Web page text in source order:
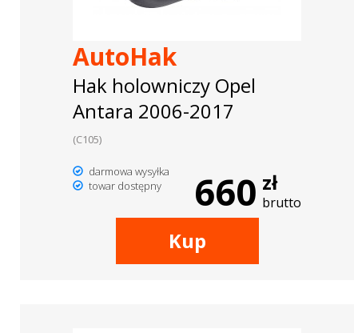
AutoHak
Hak holowniczy Opel
Antara 2006-2017
(C105)
darmowa wysyłka
towar dostępny
660 zł
brutto
Kup